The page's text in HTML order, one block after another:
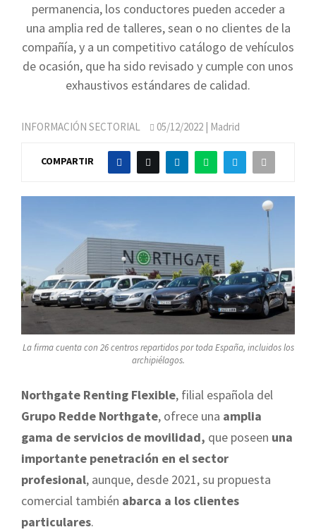
permanencia, los conductores pueden acceder a
una amplia red de talleres, sean o no clientes de la
compañía, y a un competitivo catálogo de vehículos
de ocasión, que ha sido revisado y cumple con unos
exhaustivos estándares de calidad.
INFORMACIÓN SECTORIAL 05/12/2022 | Madrid
COMPARTIR
La firma cuenta con 26 centros repartidos por toda España, incluidos los
archipiélagos.
Northgate Renting Flexible, filial española del
Grupo Redde Northgate, ofrece una amplia
gama de servicios de movilidad, que poseen una
importante penetración en el sector
profesional, aunque, desde 2021, su propuesta
comercial también abarca a los clientes
particulares.